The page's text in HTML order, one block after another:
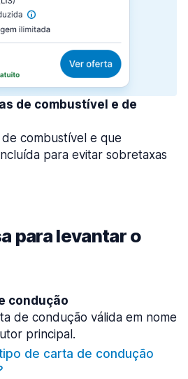
de combustível e de
combustível e que
para evitar sobretaxas
para levantar o
condução
de condução válida em nome
principal.
de carta de condução